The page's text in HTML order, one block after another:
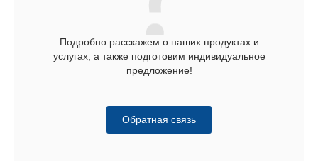
Подробно расскажем о наших продуктах и
услугах, а также подготовим индивидуальное
предложение!
Обратная связь